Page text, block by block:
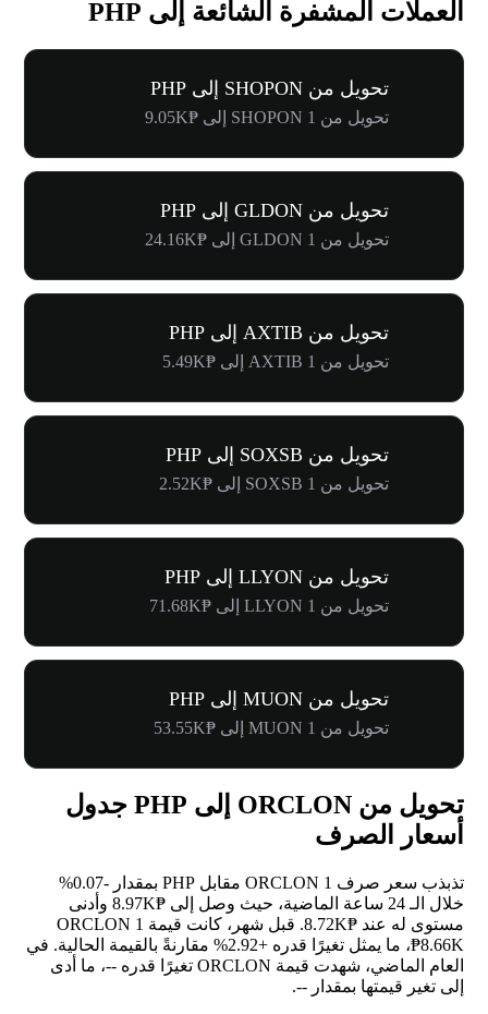
العملات المشفرة الشائعة إلى PHP
تحويل من SHOPON إلى PHP
تحويل من 1 SHOPON إلى ₱9.05K
تحويل من GLDON إلى PHP
تحويل من 1 GLDON إلى ₱24.16K
تحويل من AXTIB إلى PHP
تحويل من 1 AXTIB إلى ₱5.49K
تحويل من SOXSB إلى PHP
تحويل من 1 SOXSB إلى ₱2.52K
تحويل من LLYON إلى PHP
تحويل من 1 LLYON إلى ₱71.68K
تحويل من MUON إلى PHP
تحويل من 1 MUON إلى ₱53.55K
تحويل من ORCLON إلى PHP جدول
أسعار الصرف
تذبذب سعر صرف 1 ORCLON مقابل PHP بمقدار
-0.07%
خلال الـ 24 ساعة الماضية، حيث وصل إلى ₱8.97K وأدنى
مستوى له عند ₱8.72K. قبل شهر، كانت قيمة 1 ORCLON
₱8.66K، ما يمثل تغيرًا قدره
+2.92%
مقارنةً بالقيمة الحالية. في
العام الماضي، شهدت قيمة ORCLON تغيرًا قدره
--، ما أدى
إلى تغير قيمتها بمقدار --
.